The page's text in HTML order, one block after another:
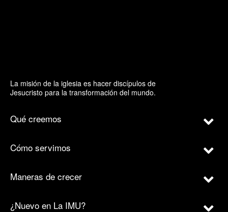
La misión de la iglesia es hacer discípulos de
Jesucristo para la transformación del mundo.
Qué creemos
Cómo servimos
Maneras de crecer
¿Nuevo en La IMU?